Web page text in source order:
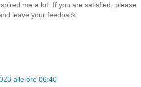
me a lot. If you are satisfied, please
leave your feedback.
alle ore 06:40